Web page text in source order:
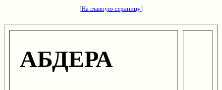
[На главную страницу]
АБДЕРА